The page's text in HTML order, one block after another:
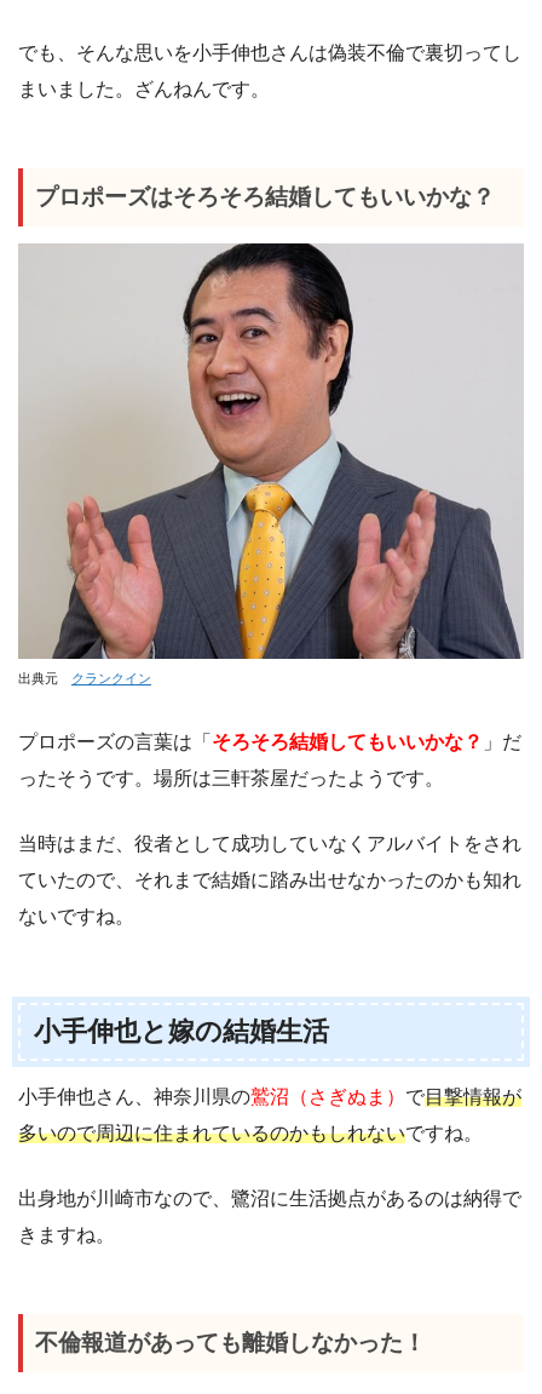
でも、そんな思いを小手伸也さんは偽装不倫で裏切ってし
まいました。ざんねんです。
プロポーズはそろそろ結婚してもいいかな？
出典元 クランクイン
プロポーズの言葉は「 そろそろ結婚してもいいかな？ 」だ
ったそうです。場所は三軒茶屋だったようです。
当時はまだ、役者として成功していなくアルバイトをされ
ていたので、それまで結婚に踏み出せなかったのかも知れ
ないですね。
小手伸也と嫁の結婚生活
小手伸也さん、神奈川県の鷲沼（さぎぬま） で目撃情報が
多いので周辺に住まれているのかもしれないですね。
出身地が川崎市なので、鷺沼に生活拠点があるのは納得で
きますね。
不倫報道があっても離婚しなかった！